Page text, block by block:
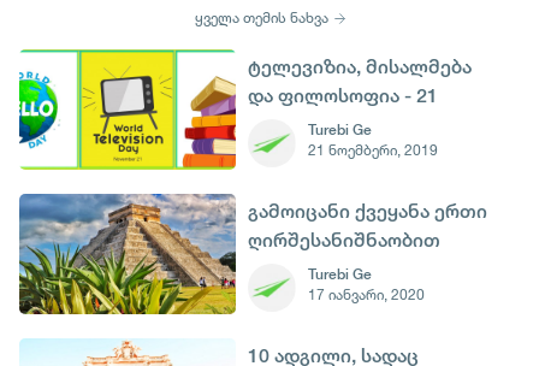
ყველა თემის ნახვა
ტელევიზია, მისალმება
და ფილოსოფია - 21
ნოემბერი.
Turebi Ge
21 ნოემბერი, 2019
გამოიცანი ქვეყანა ერთი
ღირშესანიშნაობით
Turebi Ge
17 იანვარი, 2020
10 ადგილი, სადაც